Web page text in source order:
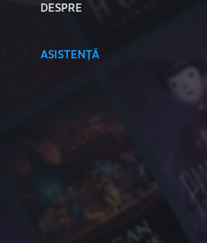
DESPRE
ASISTENȚĂ